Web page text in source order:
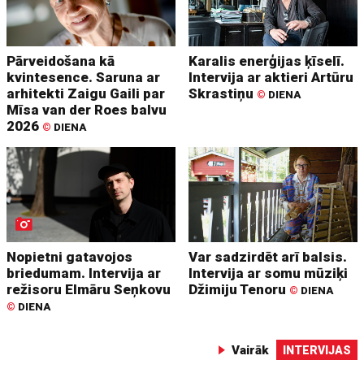
Pārveidošana kā
kvintesence. Saruna ar
arhitekti Zaigu Gaili par
Mīsa van der Roes balvu
2026 © DIENA
Karalis enerģijas ķīselī.
Intervija ar aktieri Artūru
Skrastiņu © DIENA
Nopietni gatavojos
briedumam. Intervija ar
režisoru Elmāru Seņkovu
© DIENA
Var sadzirdēt arī balsis.
Intervija ar somu mūziķi
Džimiju Tenoru © DIENA
Vairāk INTERVIJAS